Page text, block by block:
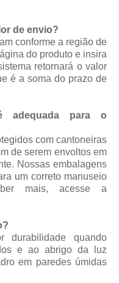
de envio?
conforme a região de
do produto e insira
retornará o valor
é a soma do prazo de
adequada para o
com cantoneiras
de serem envoltos em
Nossas embalagens
um correto manuseio
mais, acesse a
durabilidade quando
e ao abrigo da luz
em paredes úmidas